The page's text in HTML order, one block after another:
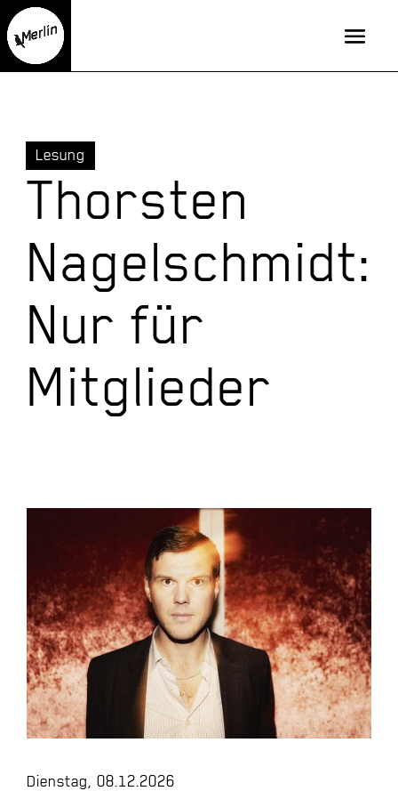
Lesung
Thorsten
Nagelschmidt:
Nur für
Mitglieder
Dienstag, 08.12.2026